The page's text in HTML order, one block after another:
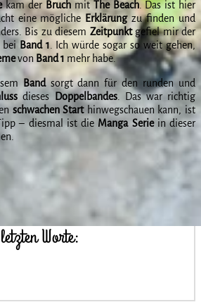
kam der BruchmitThe Beach. Das ist hier
eine mögliche Erklärungzu finden und
Bis zu diesem Zeitpunktgefiel mir der
Band 1 . Ich würde sogar so weit gehen,
von Band 1 mehr habe.
Bandsorgt dann für den runden und
dieses Doppelbandes. Das war richtig
schwachen Starthinwegschauen kann, ist
– diesmal ist die Manga Seriein dieser
Worte: